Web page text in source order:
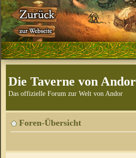
Die Taverne von Andor
Das offizielle Forum zur Welt von Andor
Foren-Übersicht